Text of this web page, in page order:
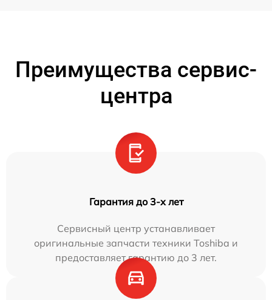
Преимущества сервис-
центра
Гарантия до 3-х лет
Сервисный центр устанавливает
оригинальные запчасти техники Toshiba и
предоставляет гарантию до 3 лет.